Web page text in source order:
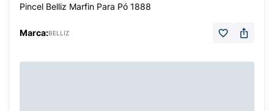
Pincel Belliz Marfin Para Pó 1888
Marca:BELLIZ